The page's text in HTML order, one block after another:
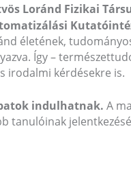
Loránd Fizikai
életének,
Így –
irodalmi kérdésekre is.
indulhatnak. A
tanulóinak